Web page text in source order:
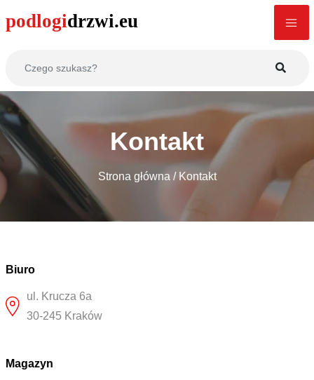
Kontakt
Strona główna / Kontakt
Biuro
ul. Krucza 6a
30-245 Kraków
Magazyn